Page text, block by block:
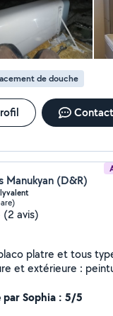
de douche
Manukyan (D&R)
(2 avis)
platre et tous
et extérieure :
par Sophia : 5/5